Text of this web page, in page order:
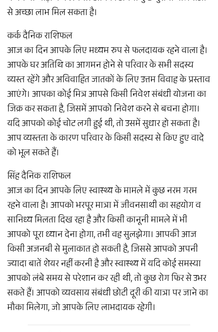
से अच्छा लाभ मिल सकता है।
कर्क दैनिक राशिफल
आज का दिन आपके लिए मध्यम रुप से फलदायक रहने वाला है।
आपके घर अतिथि का आगमन होने से परिवार के सभी सदस्य
व्यस्त रहेंगे और अविवाहित जातकों के लिए उत्तम विवाह के प्रस्ताव
आएंगे। आपका कोई मित्र आपसे किसी निवेश संबंधी योजना का
जिक्र कर सकता है, जिसमें आपको निवेश करने से बचना होगा।
यदि आपको कोई चोट लगी हुई थी, तो उसमें सुधार हो सकता है।
आप व्यस्तता के कारण परिवार के किसी सदस्य से किए हुए वादे
को भूल सकते हैं।
सिंह दैनिक राशिफल
आज का दिन आपके लिए स्वास्थ्य के मामले में कुछ नरम गरम
रहने वाला है। आपको भरपूर मात्रा में जीवनसाथी का सहयोग व
सानिध्य मिलता दिख रहा है और किसी कानूनी मामले में भी
आपको पूरा ध्यान देना होगा, तभी वह सुलझेगा। आपकी आज
किसी अजनबी से मुलाकात हो सकती है, जिससे आपको अपनी
ज्यादा बातें शेयर नहीं करनी है और स्वास्थ्य में यदि कोई समस्या
आपको लंबे समय से परेशान कर रही थी, तो कुछ रोग फिर से उभर
सकते हैं। आपको व्यवसाय संबंधी छोटी दूरी की यात्रा पर जाने का
मौका मिलेगा, जो आपके लिए लाभदायक रहेगी।